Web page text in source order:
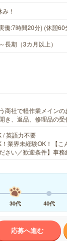
！
働:7時間20分) (休憩
長期（3カ月以上）
商社で軽作業メインの
き、返品、修理品の
/ 英語力不要
業界未経験OK！【こ
さい／歓迎条件】事
30代 40代
応募へ進む